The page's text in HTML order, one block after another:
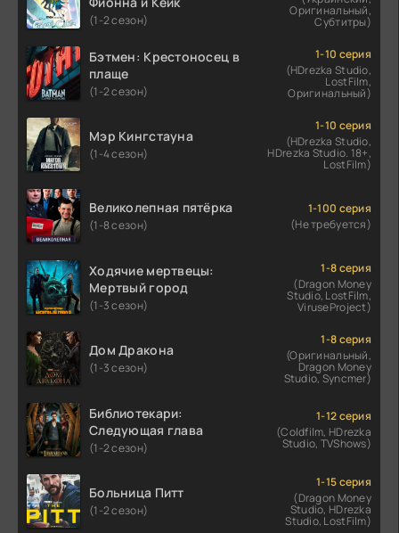
(1-2 сезон)
Оригинальный,
Субтитры)
Бэтмен: Крестоносец в
плаще
(1-2 сезон)
1-10 серия
(HDrezka Studio,
LostFilm,
Оригинальный)
Мэр Кингстауна
(1-4 сезон)
1-10 серия
(HDrezka Studio,
HDrezka Studio. 18+,
LostFilm)
Великолепная пятёрка
(1-8 сезон)
1-100 серия
(Не требуется)
Ходячие мертвецы:
Мертвый город
(1-3 сезон)
1-8 серия
(Dragon Money
Studio, LostFilm,
ViruseProject)
Дом Дракона
(1-3 сезон)
1-8 серия
(Оригинальный,
Dragon Money
Studio, Syncmer)
Библиотекари:
Следующая глава
(1-2 сезон)
1-12 серия
(Coldfilm, HDrezka
Studio, TVShows)
Больница Питт
(1-2 сезон)
1-15 серия
(Dragon Money
Studio, HDrezka
Studio, LostFilm)